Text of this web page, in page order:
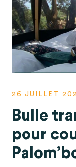
26 JUILLET
Bulle
pour